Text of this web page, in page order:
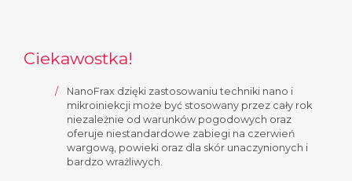
Ciekawostka!
NanoFrax dzięki zastosowaniu techniki nano i
mikroiniekcji może być stosowany przez cały rok
niezależnie od warunków pogodowych oraz
oferuje niestandardowe zabiegi na czerwień
wargową, powieki oraz dla skór unaczynionych i
bardzo wrażliwych.